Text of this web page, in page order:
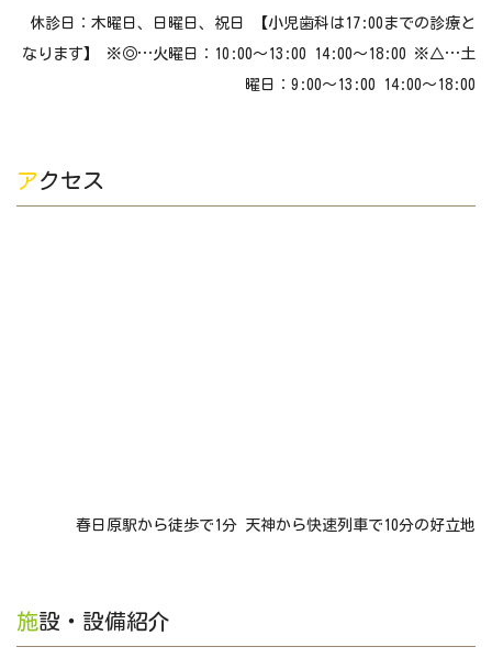
休診日：木曜日、日曜日、祝日 【小児歯科は17:00までの診療と
なります】 ※◎…火曜日：10:00～13:00 14:00～18:00 ※△…土
曜日：9:00～13:00 14:00～18:00
アクセス
春日原駅から徒歩で1分 天神から快速列車で10分の好立地
施設・設備紹介